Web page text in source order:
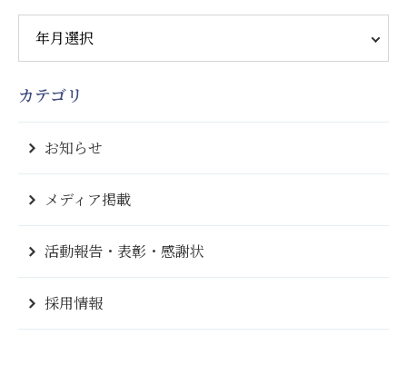
カテゴリ
お知らせ
メディア掲載
活動報告・表彰・感謝状
採用情報